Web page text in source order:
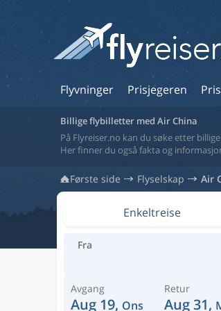
Flyvninger Prisjegeren
Billige flybilletter med Air China
På Flyreiser.no kan du søke etter
Her finner du også fakta og
Første side Flyselskap Air
Enkeltreise
Fra
Avgang
Aug 19, Ons
Retur
Aug 31,